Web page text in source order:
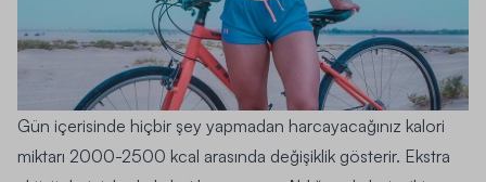
Gün içerisinde hiçbir şey yapmadan harcayacağınız kalori
miktarı 2000-2500 kcal arasında değişiklik gösterir. Ekstra